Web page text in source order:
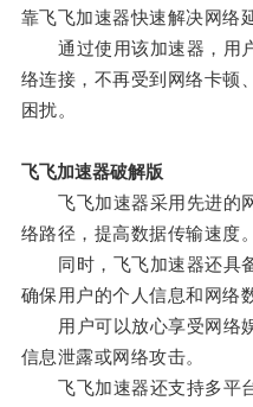
靠飞飞加速器快速解决网络
通过使用该加速器，用户
络连接，不再受到网络卡顿
困扰。
飞飞加速器破解版
飞飞加速器采用先进的网
络路径，提高数据传输速度。
同时，飞飞加速器还具备
确保用户的个人信息和网络
用户可以放心享受网络娱
信息泄露或网络攻击。
飞飞加速器还支持多平台